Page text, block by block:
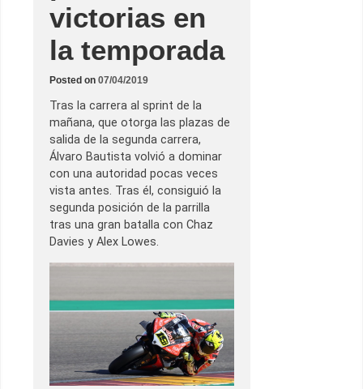
victorias en
la temporada
Posted on 07/04/2019
Tras la carrera al sprint de la
mañana, que otorga las plazas de
salida de la segunda carrera,
Álvaro Bautista volvió a dominar
con una autoridad pocas veces
vista antes. Tras él, consiguió la
segunda posición de la parrilla
tras una gran batalla con Chaz
Davies y Alex Lowes.